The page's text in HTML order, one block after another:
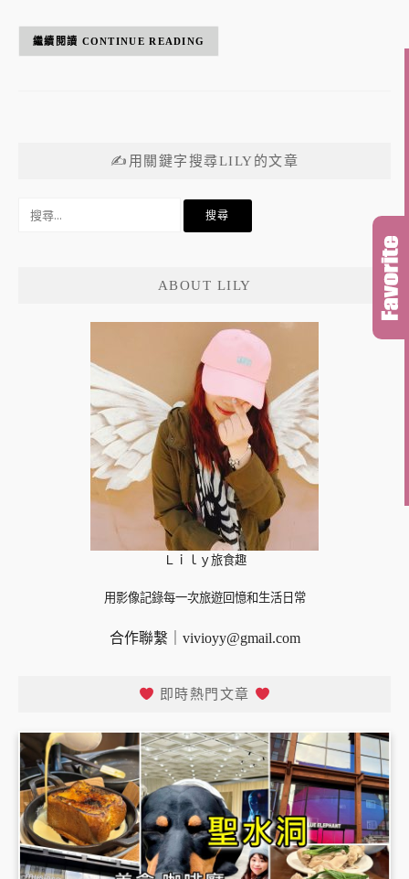
CONTINUE READING
✍用關鍵字搜尋LILY的文章
ABOUT LILY
Ｌｉｌｙ旅食趣
用影像記錄每一次旅遊回憶和生活日常
合作聯繫｜ vivioyy@gmail.com
即時熱門文章